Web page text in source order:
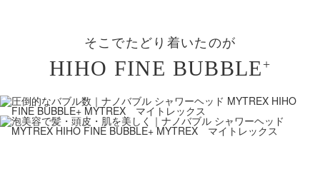
そこでたどり着いたのが
HIHO FINE BUBBLE +